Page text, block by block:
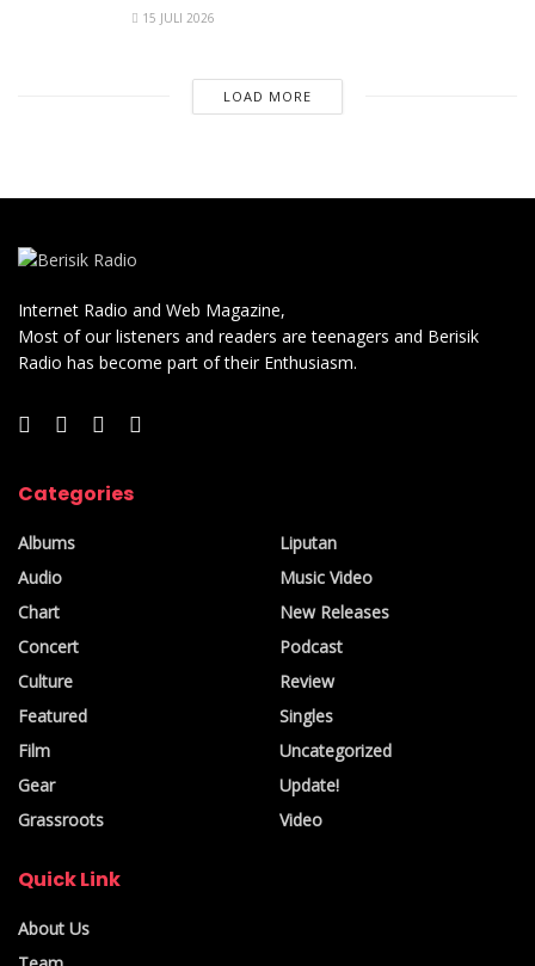
15 JULI 2026
LOAD MORE
Internet Radio and Web Magazine,
Most of our listeners and readers are teenagers and Berisik
Radio has become part of their Enthusiasm.
Categories
Albums
Audio
Chart
Concert
Culture
Featured
Film
Gear
Grassroots
Liputan
Music Video
New Releases
Podcast
Review
Singles
Uncategorized
Update!
Video
Quick Link
About Us